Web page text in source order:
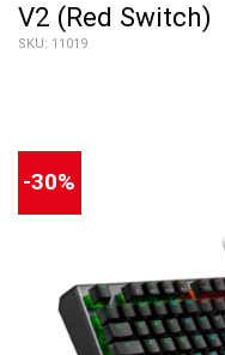
V2 (Red Switch)
SKU: 11019
-30%